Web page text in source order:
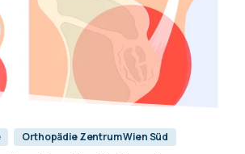
Orthopädie Zentrum Wien Süd